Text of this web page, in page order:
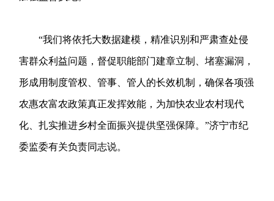
“我们将依托大数据建模，精准识别和严肃查处侵
害群众利益问题，督促职能部门建章立制、堵塞漏洞，
形成用制度管权、管事、管人的长效机制，确保各项强
农惠农富农政策真正发挥效能，为加快农业农村现代
化、扎实推进乡村全面振兴提供坚强保障。”济宁市纪
委监委有关负责同志说。